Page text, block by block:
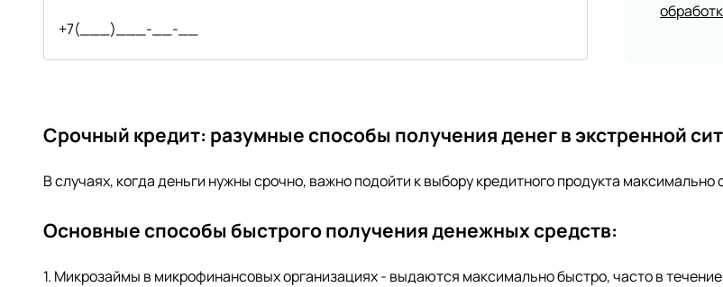
Срочный кредит: разумные способы получения денег в экстренной
В случаях, когда деньги нужны срочно, важно подойти к выбору кредитного продукта
Основные способы быстрого получения денежных средств:
1. Микрозаймы в микрофинансовых организациях - выдаются максимально быстро, часто в